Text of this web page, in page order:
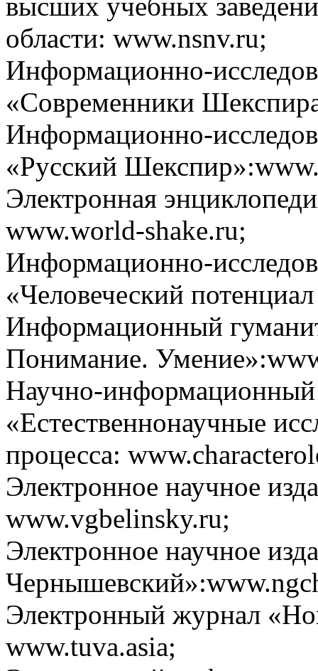
области: www.nsnv.ru;
Информационно-
«Современники
Информационно-
«Русский
Электронная
www.world-shake.ru;
Информационно-
«Человеческий
Информационный
Понимание.
Научно-информационный
«Естественнонаучные
процесса:
Электронное научное
www.vgbelinsky.ru;
Электронное научное
Электронный журнал
www.tuva.asia;